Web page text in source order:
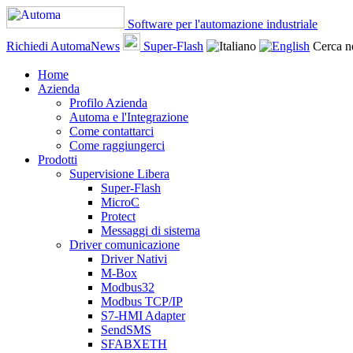
Software per l'automazione industriale
Richiedi AutomaNews
Super-Flash Cerca
Home
Azienda
Profilo Azienda
Automa e l'Integrazione
Come contattarci
Come raggiungerci
Prodotti
Supervisione Libera
Super-Flash
MicroC
Protect
Messaggi di sistema
Driver comunicazione
Driver Nativi
M-Box
Modbus32
Modbus TCP/IP
S7-HMI Adapter
SendSMS
SFABXETH